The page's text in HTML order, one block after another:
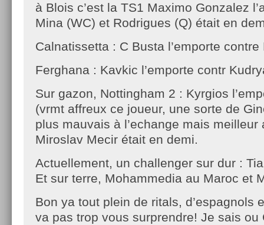
à Blois c’est la TS1 Maximo Gonzalez
Mina (WC) et Rodrigues (Q) était en
Calnatissetta : C Busta l’emporte contre
Ferghana : Kavkic l’emporte contr
Sur gazon, Nottingham 2 : Kyrgios
(vrmt affreux ce joueur, une sorte de
plus mauvais à l’echange mais meilleur
Miroslav Mecir était en demi.
Actuellement, un challenger sur dur :
Et sur terre, Mohammedia au Maroc et
Bon ya tout plein de ritals, d’espagnols
va pas trop vous surprendre! Je sais ou